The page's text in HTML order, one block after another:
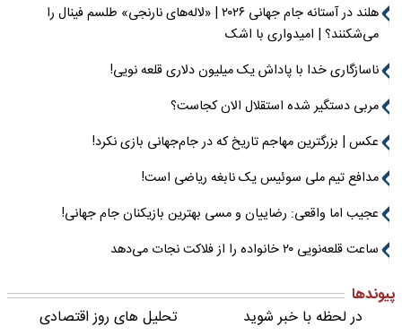
هلند در آستانه جام جهانی ۲۰۲۶ | «لاله‌های نارنجی» طلسم فینال را
می‌شکنند؟ | امیدواری با اشک
ناسازگاری خدا با پاداش یک میلیون دلاری قلعه نویی!
مربی دستگیر شده استقلال الان کجاست؟
عکس | بزرگترین مهاجم تاریخ که در جام‌جهانی بازی نکرد!
مدافع تیم ملی سوئیس یک نابغه ریاضی است!
عجیب اما واقعی: رضاییان و مسی بهترین بازیکنان جام جهانی!
ساعت قلعه‌نویی ۲۰ خانواده را از فلاکت نجات می‌دهد
پیوندها
در لحظه با خبر شوید
تحلیل های روز اقتصادی